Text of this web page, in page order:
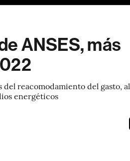
ANSES, más
reacomodamiento del gasto, al
energéticos